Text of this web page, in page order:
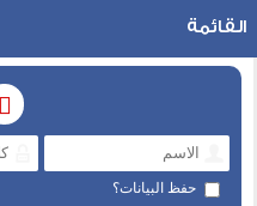
حفظ البيانات؟
القائمة